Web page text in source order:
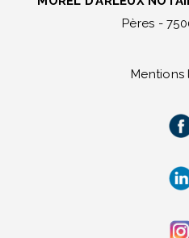
Pères -
Mentions